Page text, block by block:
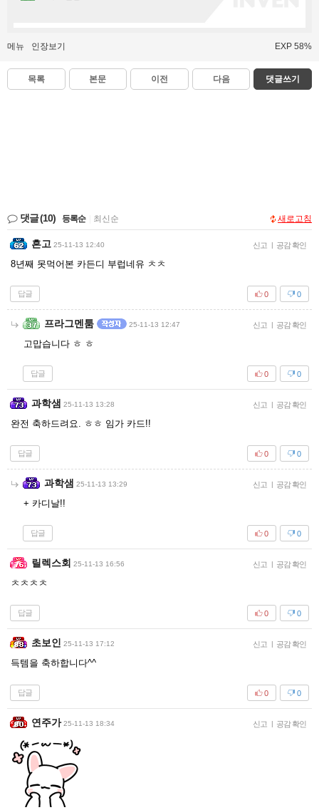
메뉴 인장보기 EXP 58%
목록 본문 이전 다음 댓글쓰기
댓글(10) 등록순 최신순 새로고침
흔고 25-11-13 12:40 신고 공감 확인
8년째 못먹어본 카든디 부럽네유 ㅊㅊ
답글 0
0
프라그멘툼 25-11-13 12:47 신고 공감 확인
고맙습니다 ㅎ ㅎ
답글 0
0
과학샘 25-11-13 13:28 신고 공감 확인
완전 축하드려요. ㅎㅎ 임가 카드!!
답글 0
0
과학샘 25-11-13 13:29 신고 공감 확인
+ 카디날!!
답글 0
0
릴렉스회 25-11-13 16:56 신고 공감 확인
ㅊㅊㅊㅊ
답글 0
0
초보인 25-11-13 17:12 신고 공감 확인
득템을 축하합니다^^
답글 0
0
연주가 25-11-13 18:34 신고 공감 확인